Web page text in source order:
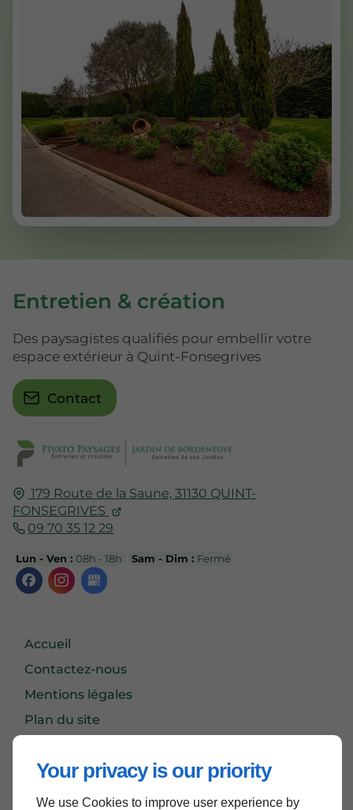
Your privacy is our priority
We use Cookies to improve user experience by
179 Route de la Saune,31130 QUINT-
FONSEGRIVES
09 70 35 12 29
Lun - Ven :08h - 18h Sam - Dim : Fermé
Accueil
Contactez-nous
Mentions légales
Plan du site
Entretien & création
Des paysagistes qualifiés pour embellir votre
espace extérieur à Quint-Fonsegrives
Contact